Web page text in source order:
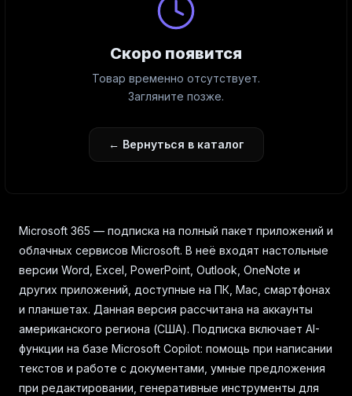
Скоро появится
Товар временно отсутствует.
Загляните позже.
← Вернуться в каталог
Microsoft 365 — подписка на полный пакет приложений и
облачных сервисов Microsoft. В неё входят настольные
версии Word, Excel, PowerPoint, Outlook, OneNote и
других приложений, доступные на ПК, Mac, смартфонах
и планшетах. Данная версия рассчитана на аккаунты
американского региона (США). Подписка включает AI-
функции на базе Microsoft Copilot: помощь при написании
текстов и работе с документами, умные предложения
при редактировании, генеративные инструменты для